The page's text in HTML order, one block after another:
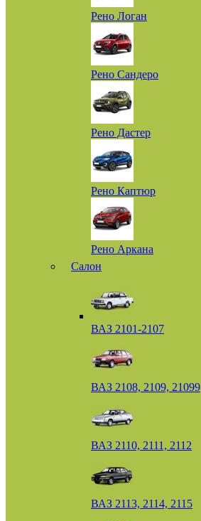
Рено Логан
Рено Сандеро
Рено Дастер
Рено Каптюр
Рено Аркана
Салон
ВАЗ 2101-2107
ВАЗ 2108, 2109, 21099
ВАЗ 2110, 2111, 2112
ВАЗ 2113, 2114, 2115